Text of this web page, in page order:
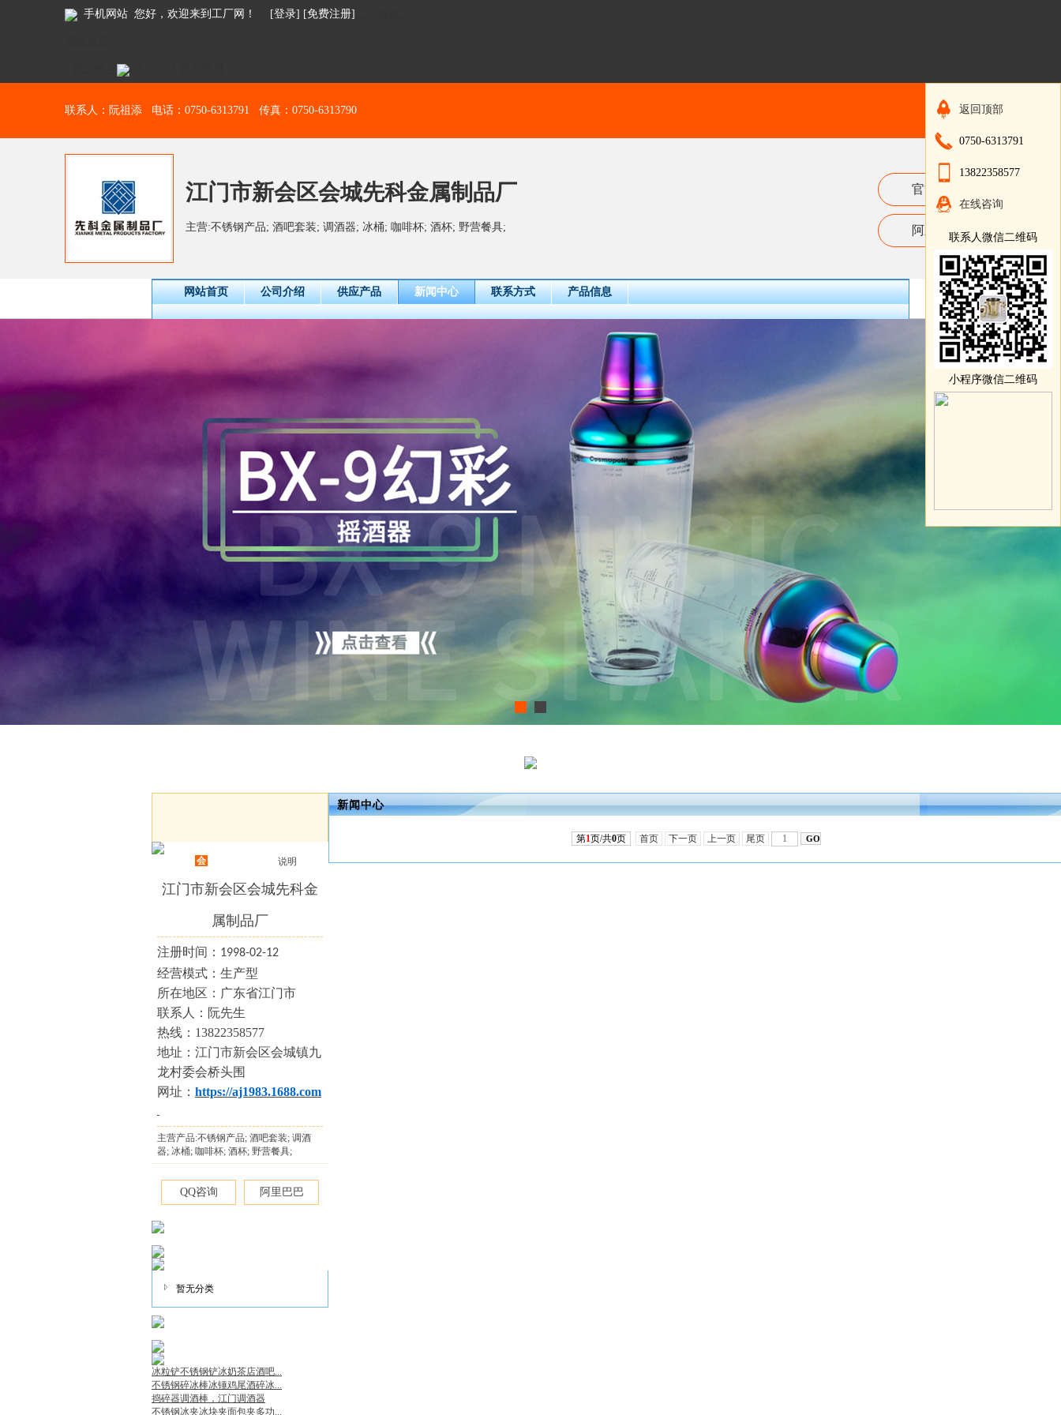
返回顶部
0750-6313791
13822358577
在线咨询
联系人微信二维码
小程序微信二维码
手机网站 您好，欢迎来到工厂网！ [登录] [免费注册]
联系人：阮祖添 电话：0750-6313791 传真：0750-6313790
江门市新会区会城先科金属制品厂
主营:不锈钢产品; 酒吧套装; 调酒器; 冰桶; 咖啡杯; 酒杯; 野营餐具;
官方网站
阿里巴巴
网站首页 公司介绍 供应产品 新闻中心 联系方式 产品信息
会 说明
江门市新会区会城先科金
属制品厂
注册时间： 1998-02-12
经营模式：生产型
所在地区：广东省江门市
联系人： 阮先生
热线： 13822358577
地址： 江门市新会区会城镇九
龙村委会桥头围
网址： https://aj1983.1688.com
主营产品:不锈钢产品; 酒吧套装; 调酒
器; 冰桶; 咖啡杯; 酒杯; 野营餐具;
QQ咨询 阿里巴巴
暂无分类
冰粒铲不锈钢铲冰奶茶店酒吧...
不锈钢碎冰棒冰锤鸡尾酒碎冰...
捣碎器调酒棒，江门调酒器
不锈钢冰夹冰块夹面包夹多功...
新闻中心
第1页/共0页 首页 下一页 上一页 尾页